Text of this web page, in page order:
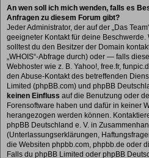
An wen soll ich mich wenden, falls es
Anfragen zu diesem Forum gibt?
Jeder Administrator, der auf der „Das
geeigneter Kontakt für deine Beschwerde.
solltest du den Besitzer der Domain
„WHOIS“-Abfrage durch) oder — falls
Webhoster wie z. B. Yahoo!, free.fr,
den Abuse-Kontakt des betreffenden
Limited (phpBB.com) und phpBB
keinen Einfluss auf die Benutzung oder
Forensoftware haben und dafür in keiner
herangezogen werden können.
phpBB Deutschland e. V. in
(Unterlassungserklärungen,
die Websiten phpbb.com, phpbb.de oder
Falls du phpBB Limited oder phpBB